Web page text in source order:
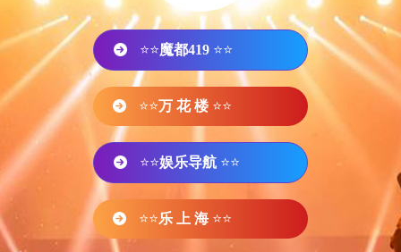
⭐⭐魔都419 ⭐⭐
⭐⭐万 花 楼 ⭐⭐
⭐⭐娱乐导航 ⭐⭐
⭐⭐乐 上 海 ⭐⭐